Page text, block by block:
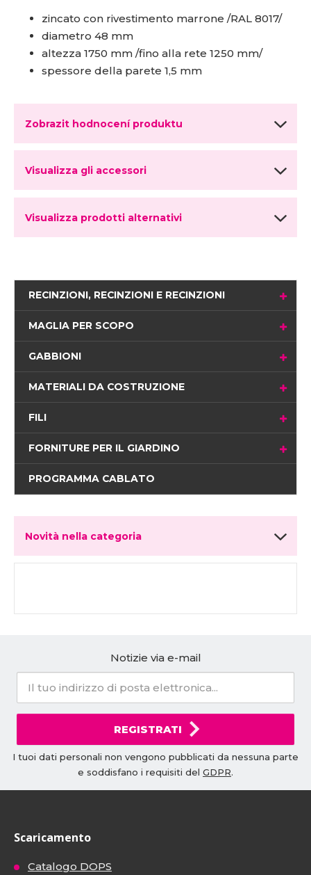
zincato con rivestimento marrone /RAL 8017/
diametro 48 mm
altezza 1750 mm /fino alla rete 1250 mm/
spessore della parete 1,5 mm
Zobrazit hodnocení produktu
Visualizza gli accessori
Visualizza prodotti alternativi
RECINZIONI, RECINZIONI E RECINZIONI
MAGLIA PER SCOPO
GABBIONI
MATERIALI DA COSTRUZIONE
FILI
FORNITURE PER IL GIARDINO
PROGRAMMA CABLATO
Novità nella categoria
Notizie via e-mail
REGISTRATI
I tuoi dati personali non vengono pubblicati da nessuna parte
e soddisfano i requisiti del GDPR.
Scaricamento
Catalogo DOPS